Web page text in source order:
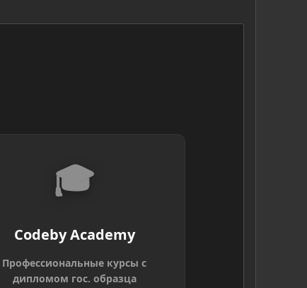
🎓
Codeby Academy
Профессиональные курсы с
дипломом гос. образца